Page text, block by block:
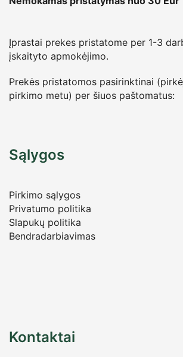
Įprastai prekes pristatome per 1-3
įskaityto apmokėjimo.
Prekės pristatomos pasirinktinai
pirkimo metu) per šiuos paštomatus:
Sąlygos
Pirkimo sąlygos
Privatumo politika
Slapukų politika
Bendradarbiavimas
Kontaktai